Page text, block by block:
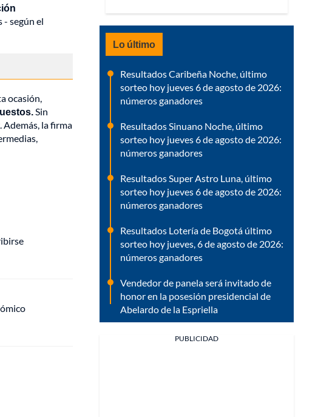
- según el
ocasión,
Sin
la firma
Lo último
Resultados Caribeña Noche, último
sorteo hoy jueves 6 de agosto de 2026:
números ganadores
Resultados Sinuano Noche, último
sorteo hoy jueves 6 de agosto de 2026:
números ganadores
Resultados Super Astro Luna, último
sorteo hoy jueves 6 de agosto de 2026:
números ganadores
Resultados Lotería de Bogotá último
sorteo hoy jueves, 6 de agosto de 2026:
números ganadores
Vendedor de panela será invitado de
honor en la posesión presidencial de
Abelardo de la Espriella
PUBLICIDAD